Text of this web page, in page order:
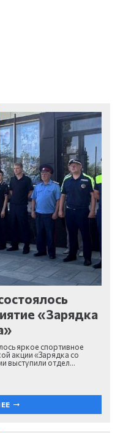
«Зарядка
яркое спортивное
акции «Зарядка со
выступили отдел…